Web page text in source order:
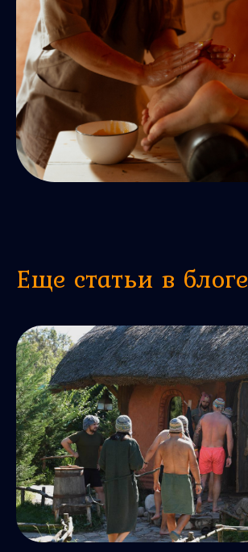
Еще статьи в блоге